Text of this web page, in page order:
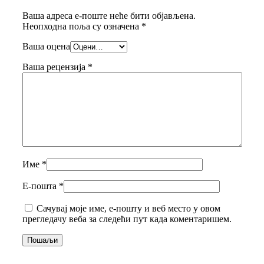
Ваша адреса е-поште неће бити објављена.
Неопходна поља су означена *
Ваша оцена
Ваша рецензија *
Име *
Е-пошта *
Сачувај моје име, е-пошту и веб место у овом
прегледачу веба за следећи пут када коментаришем.